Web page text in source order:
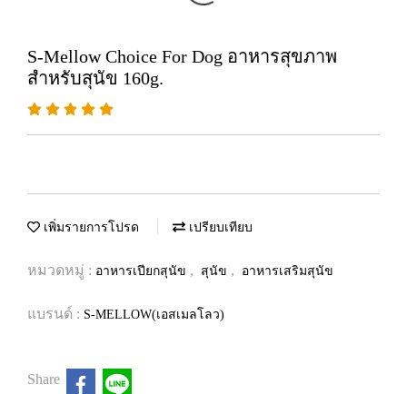
S-Mellow Choice For Dog อาหารสุขภาพ
สำหรับสุนัข 160g.
เพิ่มรายการโปรด เปรียบเทียบ
หมวดหมู่ : อาหารเปียกสุนัข , สุนัข , อาหารเสริมสุนัข
แบรนด์ : S-MELLOW(เอสเมลโลว)
Share